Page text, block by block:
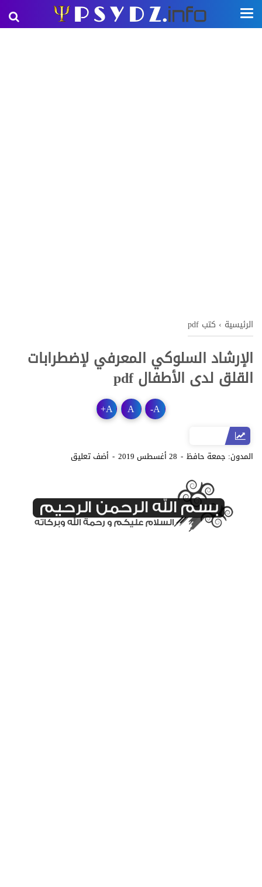
الرئيسية › كتب pdf
الإرشاد السلوكي المعرفي لإضطرابات
القلق لدى الأطفال pdf
A
-
A
A
+
المدون: جمعة حافظ 28 أغسطس 2019 أضف تعليق